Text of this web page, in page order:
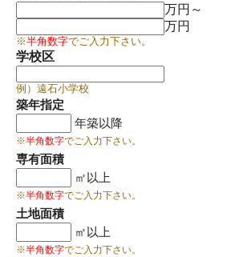
万円～
万円
※半角数字でご入力下さい。
学校区
例）遠石小学校
築年指定
年築以降
※半角数字でご入力下さい。
専有面積
㎡以上
※半角数字でご入力下さい。
土地面積
㎡以上
※半角数字でご入力下さい。